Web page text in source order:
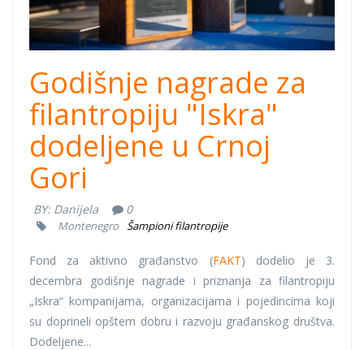
Godišnje nagrade za
filantropiju "Iskra"
dodeljene u Crnoj
Gori
BY: Danijela 0
Montenegro Šampioni filantropije
Fond za aktivno građanstvo (FAKT) dodelio je 3.
decembra godišnje nagrade i priznanja za filantropiju
„Iskra“ kompanijama, organizacijama i pojedincima koji
su doprineli opštem dobru i razvoju građanskog društva.
Dodeljene...